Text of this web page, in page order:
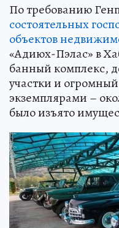
По требованию
состоятельных
объектов
«Адиюх-Пэлас» в
банный комплекс,
участки и
экземплярами –
было изъято